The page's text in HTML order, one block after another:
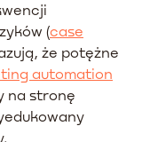
(case
że potężne
automation
na stronę